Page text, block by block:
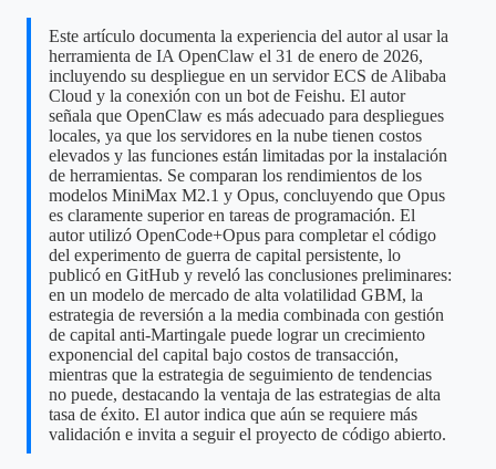
Este artículo documenta la experiencia del autor al usar la
herramienta de IA OpenClaw el 31 de enero de 2026,
incluyendo su despliegue en un servidor ECS de Alibaba
Cloud y la conexión con un bot de Feishu. El autor
señala que OpenClaw es más adecuado para despliegues
locales, ya que los servidores en la nube tienen costos
elevados y las funciones están limitadas por la instalación
de herramientas. Se comparan los rendimientos de los
modelos MiniMax M2.1 y Opus, concluyendo que Opus
es claramente superior en tareas de programación. El
autor utilizó OpenCode+Opus para completar el código
del experimento de guerra de capital persistente, lo
publicó en GitHub y reveló las conclusiones preliminares:
en un modelo de mercado de alta volatilidad GBM, la
estrategia de reversión a la media combinada con gestión
de capital anti-Martingale puede lograr un crecimiento
exponencial del capital bajo costos de transacción,
mientras que la estrategia de seguimiento de tendencias
no puede, destacando la ventaja de las estrategias de alta
tasa de éxito. El autor indica que aún se requiere más
validación e invita a seguir el proyecto de código abierto.